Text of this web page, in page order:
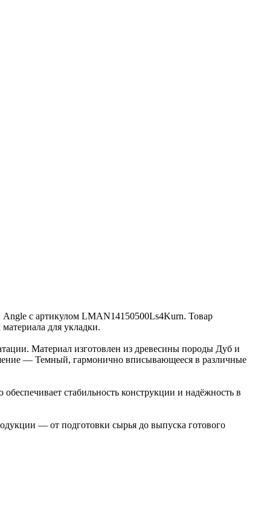
с артикулом LMAN14150500Ls4Kurn. Товар
для укладки.
Материал изготовлен из древесины породы Дуб и
— Темный, гармонично вписывающееся в различные
стабильность конструкции и надёжность в
— от подготовки сырья до выпуска готового